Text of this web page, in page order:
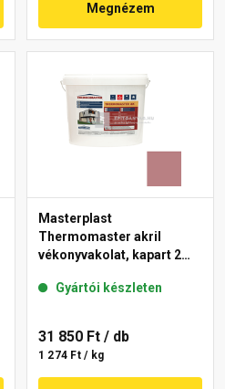
Megnézem
Masterplast
Thermomaster akril
vékonyvakolat, kapart 2
Gyártói készleten
31 850 Ft / db
1 274 Ft / kg